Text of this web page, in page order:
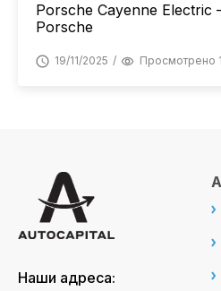
Porsche Cayenne
Porsche
19/11/2025 Просмотрено
Наши адреса: